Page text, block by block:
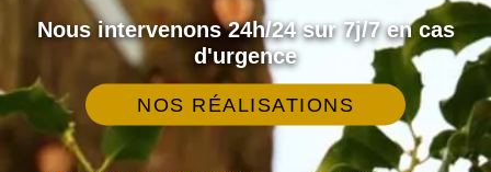
Nous intervenons 24h/24 sur 7j/7 en cas
d'urgence
NOS RÉALISATIONS